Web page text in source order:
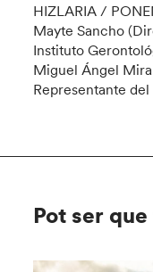
HIZLARIA /
Mayte Sancho
Instituto
Miguel Ángel
Representante
Pot ser